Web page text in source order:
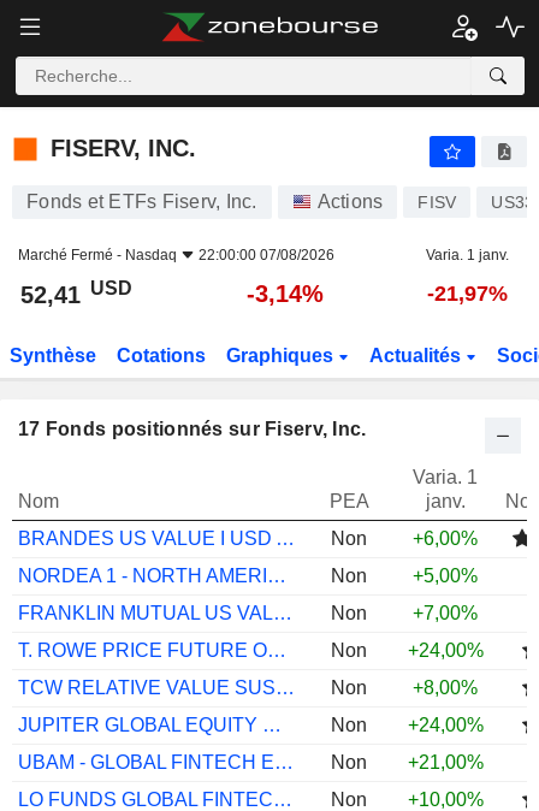
FISERV, INC.
FISERV, INC.
Fonds et ETFs Fiserv, Inc. Actions FISV
Marché Fermé - Nasdaq 22:00:00 07/08/2026 Varia. 1 janv.
52,41 USD -3,14% -21,97%
Synthèse Cotations Graphiques Actualités
17 Fonds positionnés sur Fiserv, Inc.
Nom PEA
Varia. 1
janv.
BRANDES US VALUE I USD ACC
Non
+6,00%
NORDEA 1 - NORTH AMERICAN VALUE BP USD
Non
+5,00%
FRANKLIN MUTUAL US VALUE A ACC USD
Non
+7,00%
T. ROWE PRICE FUTURE OF FINANCE EQ I
Non
+24,00%
TCW RELATIVE VALUE SUS US EQ AEHE
Non
+8,00%
JUPITER GLOBAL EQUITY GR UNC G USD ACC
Non
+24,00%
UBAM - GLOBAL FINTECH EQ AC USD ACC
Non
+21,00%
LO FUNDS GLOBAL FINTECH USD MA
Non
+10,00%